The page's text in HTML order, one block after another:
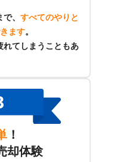
、 すべてのやりと
ます。
れてしまうこともあ
！
却体験